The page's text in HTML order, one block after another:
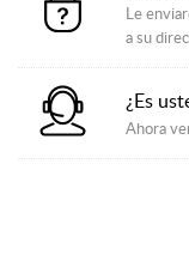
Le
a su
¿Es
Ahora